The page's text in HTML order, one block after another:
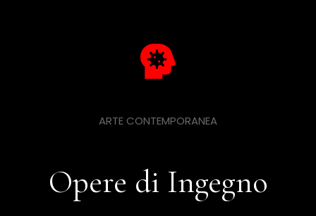
ARTE CONTEMPORANEA
Opere di Ingegno